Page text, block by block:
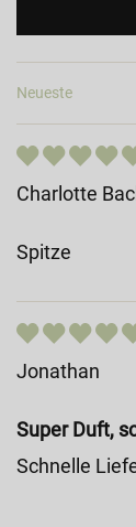
Sort by
Charlotte
Spitze
Jonathan
Super Duft,
Schnelle